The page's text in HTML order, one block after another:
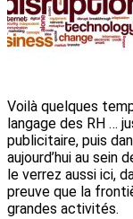
Voilà quelques
langage des RH …
publicitaire, puis
aujourd’hui au sein
le verrez aussi ici,
preuve que la
grandes activités.